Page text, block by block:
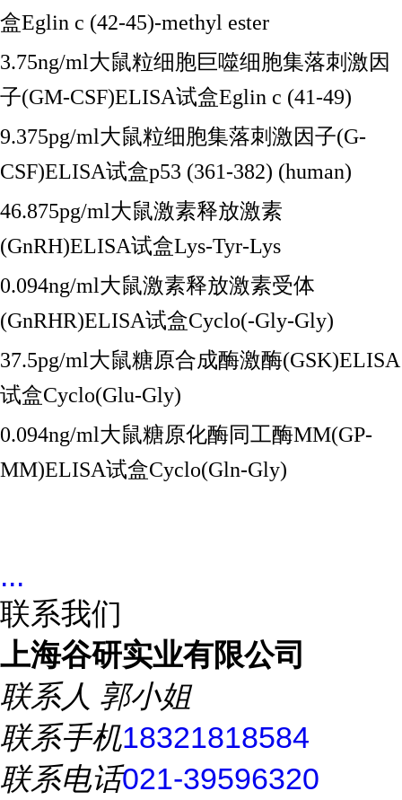
盒Eglin c (42-45)-methyl ester
3.75ng/ml大鼠粒细胞巨噬细胞集落刺激因
子(GM-CSF)ELISA试盒Eglin c (41-49)
9.375pg/ml大鼠粒细胞集落刺激因子(G-
CSF)ELISA试盒p53 (361-382) (human)
46.875pg/ml大鼠激素释放激素
(GnRH)ELISA试盒Lys-Tyr-Lys
0.094ng/ml大鼠激素释放激素受体
(GnRHR)ELISA试盒Cyclo(-Gly-Gly)
37.5pg/ml大鼠糖原合成酶激酶(GSK)ELISA
试盒Cyclo(Glu-Gly)
0.094ng/ml大鼠糖原化酶同工酶MM(GP-
MM)ELISA试盒Cyclo(Gln-Gly)
...
联系我们
上海谷研实业有限公司
联系人 郭小姐
联系手机18321818584
联系电话021-39596320